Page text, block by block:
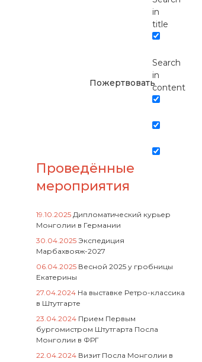
in
title
Search
in
content
Окажите поддержку
русcким проектам в
Пожертвовать
Проведённые
мероприятия
19.10.2025 Дипломатический курьер
Монголии в Германии
30.04.2025 Экспедиция
Марбахвояж-2027
06.04.2025 Весной 2025 у гробницы
Екатерины
27.04.2024 На выставке Ретро-классика
в Штутгарте
23.04.2024 Прием Первым
бургомистром Штутгарта Посла
Монголии в ФРГ
22.04.2024 Визит Посла Монголии в